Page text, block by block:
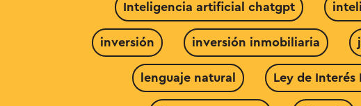
Inteligencia artificial chatgpt
inversión inversión inmobiliaria
lenguaje natural Ley de Interés